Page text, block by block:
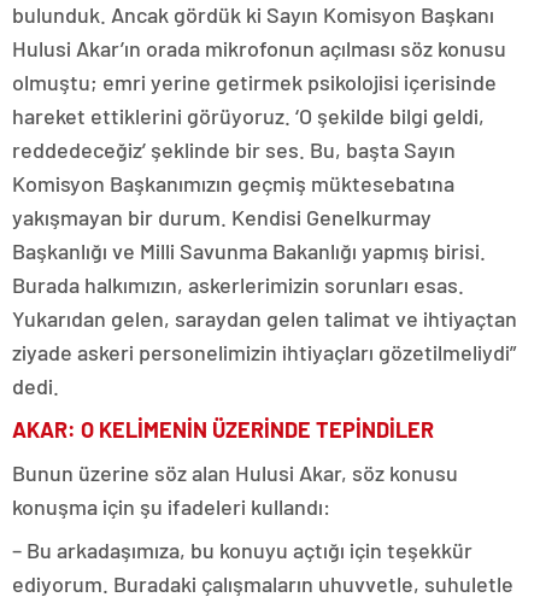
bulunduk. Ancak gördük ki Sayın Komisyon Başkanı
Hulusi Akar’ın orada mikrofonun açılması söz konusu
olmuştu; emri yerine getirmek psikolojisi içerisinde
hareket ettiklerini görüyoruz. ‘O şekilde bilgi geldi,
reddedeceğiz’ şeklinde bir ses. Bu, başta Sayın
Komisyon Başkanımızın geçmiş müktesebatına
yakışmayan bir durum. Kendisi Genelkurmay
Başkanlığı ve Milli Savunma Bakanlığı yapmış birisi.
Burada halkımızın, askerlerimizin sorunları esas.
Yukarıdan gelen, saraydan gelen talimat ve ihtiyaçtan
ziyade askeri personelimizin ihtiyaçları gözetilmeliydi”
dedi.
AKAR: O KELİMENİN ÜZERİNDE TEPİNDİLER
Bunun üzerine söz alan Hulusi Akar, söz konusu
konuşma için şu ifadeleri kullandı:
– Bu arkadaşımıza, bu konuyu açtığı için teşekkür
ediyorum. Buradaki çalışmaların uhuvvetle, suhuletle